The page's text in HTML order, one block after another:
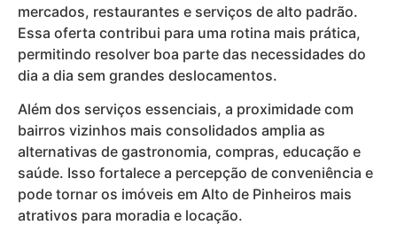
mercados, restaurantes e serviços de alto padrão.
Essa oferta contribui para uma rotina mais prática,
permitindo resolver boa parte das necessidades do
dia a dia sem grandes deslocamentos.
Além dos serviços essenciais, a proximidade com
bairros vizinhos mais consolidados amplia as
alternativas de gastronomia, compras, educação e
saúde. Isso fortalece a percepção de conveniência e
pode tornar os imóveis em Alto de Pinheiros mais
atrativos para moradia e locação.